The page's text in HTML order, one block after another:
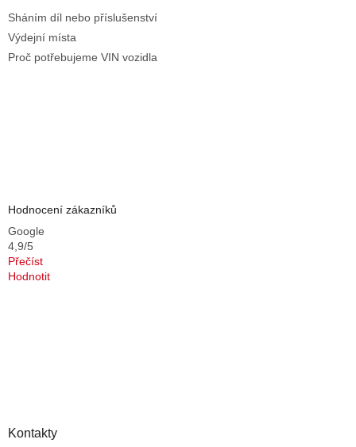
Sháním díl nebo příslušenství
Výdejní místa
Proč potřebujeme VIN vozidla
Hodnocení zákazníků
Google
4,9/5
Přečíst
Hodnotit
Kontakty